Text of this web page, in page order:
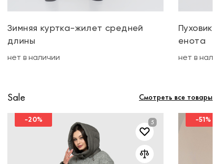
Зимняя куртка-жилет средней
длины
нет в наличии
Пуховик
енота
нет в
Sale Смотреть все товары
-20% -51%